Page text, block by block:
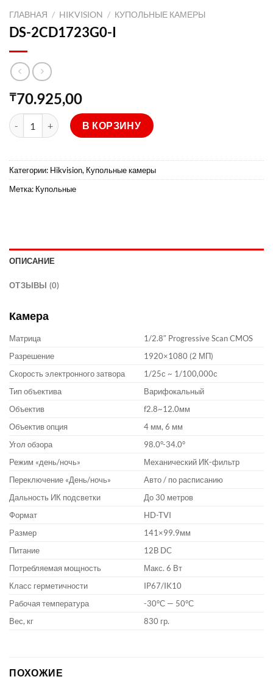
ГЛАВНАЯ / HIKVISION / КУПОЛЬНЫЕ КАМЕРЫ
DS-2CD1723G0-I
₸70.925,00
Количество товара DS-2CD1723G0-I
В КОРЗИНУ
Категории: Hikvision, Купольные камеры
Метка: Купольные
ОПИСАНИЕ
ОТЗЫВЫ (0)
Камера
Матрица
1/2.8″ Progressive Scan CMOS
Разрешение
1920×1080 (2 МП)
Скорость электронного затвора
1/25с ~ 1/100,000с
Тип объектива
Варифокальный
Объектив
f2.8~12.0мм
Объектив опция
4 мм, 6 мм
Угол обзора
98.0°-34.0°
Режим «день/ночь»
Механический ИК-фильтр
Переключение «День/ночь»
Авто / по расписанию
Дальность ИК подсветки
До 30 метров
Формат
HD-TVI
Размер
141×99.9мм
Питание
12B DC
Потребляемая мощность
Макс. 6 Вт
Класс герметичности
IP67/IK10
Рабочая температура
-30°С — 50°С
Вес, кг
830 гр.
ПОХОЖИЕ